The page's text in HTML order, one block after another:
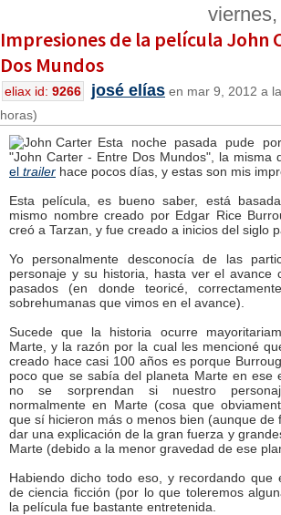
Impresiones de la película John
Dos Mundos
eliax id: 9266 josé elías en mar 9, 2012 a
horas)
Esta noche pasada pude
"John Carter - Entre Dos Mundos", la misma
el trailer hace pocos días, y estas son mis
Esta película, es bueno saber, está
mismo nombre creado por Edgar Rice
creó a Tarzan, y fue creado a inicios del siglo
Yo personalmente desconocía de las
personaje y su historia, hasta ver el avance
pasados (en donde teoricé,
sobrehumanas que vimos en el avance).
Sucede que la historia ocurre
Marte, y la razón por la cual les mencioné
creado hace casi 100 años es porque
poco que se sabía del planeta Marte en ese
no se sorprendan si nuestro
normalmente en Marte (cosa que
que sí hicieron más o menos bien (aunque de
dar una explicación de la gran fuerza y
Marte (debido a la menor gravedad de ese
Habiendo dicho todo eso, y recordando que
de ciencia ficción (por lo que toleremos
la película fue bastante entretenida.